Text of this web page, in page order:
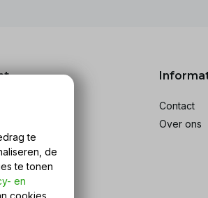
Contact
Over ons
te
de
te tonen
en
cookies